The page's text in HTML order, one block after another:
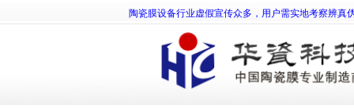
陶瓷膜设备行业虚假宣传众多，用户需实地考察辨真